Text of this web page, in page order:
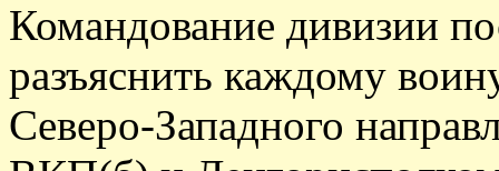
Командование дивизии
разъяснить каждому
Северо-Западного